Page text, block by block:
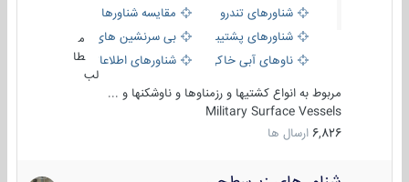
شناورهای تندرو
مقایسه شناورها
شناورهای پشتیبانی
بی سرنشین های دریایی
ناوهای آبی خاکی و نیروبرشناورهای اطلاعاتی و جاسوسی
طا
لب
مربوط به انواع کشتیها و رزمناوها و ناوشکنها و ...
Military Surface Vessels
6,826 ارسال ها